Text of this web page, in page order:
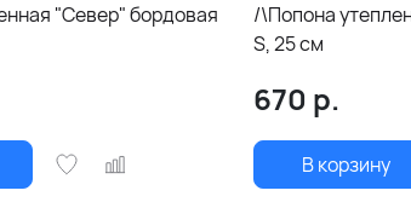
"Север" бордовая
/\Попона
S, 25 см
670 р.
В корзину